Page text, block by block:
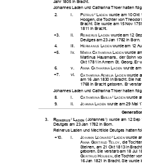
   
   

   
     
      

     

     
   

    
     
     
   